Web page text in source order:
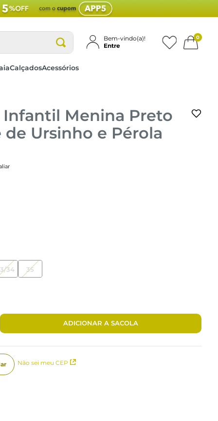
Bem-vindo(a)!
Entre
0
CalçadosAcessórios
Menina Preto
Ursinho e Pérola
34 35
ADICIONAR A SACOLA
Não sei meu CEP